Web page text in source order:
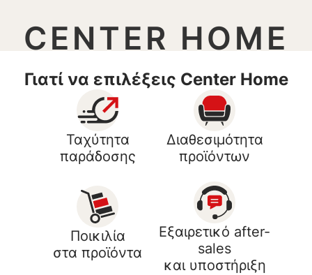
CENTER HOME
Γιατί να επιλέξεις Center Home
Ταχύτητα
παράδοσης
Διαθεσιμότητα
προϊόντων
Ποικιλία
στα προϊόντα
Εξαιρετικό after-
sales
και υποστήριξη